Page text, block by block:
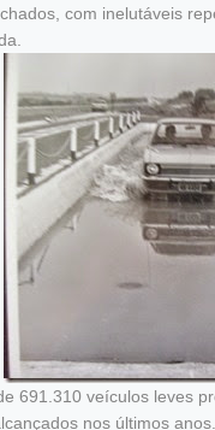
com inelutáveis
691.310 veículos leves
nos últimos